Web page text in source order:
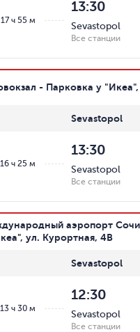
17 ч 55 м
13:30
Sevastopol
Все станции
- Парковка у
Sevastopol
16 ч 25 м
13:30
Sevastopol
Все станции
аэропорт Сочи
ул. Курортная, 4В
Sevastopol
13 ч 30 м
12:30
Sevastopol
Все станции